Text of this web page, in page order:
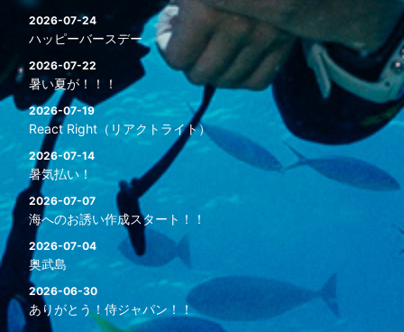
2026-07-24
ハッピーバースデー
2026-07-22
暑い夏が！！！
2026-07-19
React Right（リアクトライト）
2026-07-14
暑気払い！
2026-07-07
海へのお誘い作成スタート！！
2026-07-04
奥武島
2026-06-30
ありがとう！侍ジャパン！！